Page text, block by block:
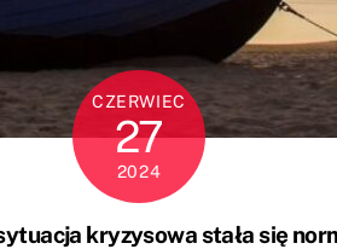
CZERWIEC
27
2024
kryzysowa stała się